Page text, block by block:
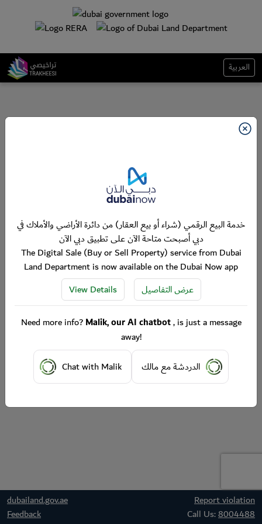
العربية
dubailand.gov.ae
Report violation
Feedback
Call Us:8004488
خدمة البيع الرقمي (شراء أو بيع العقار) من دائرة الأراضي والأملاك في
دبي أصبحت متاحة الآن على تطبيق دبي الآن
The Digital Sale (Buy or Sell Property) service from Dubai
Land Department is now available on the Dubai Now app
View Details
عرض التفاصيل
Need more info?Malik, our AI chatbot, is just a message
away!
Chat with Malik
الدردشة مع مالك